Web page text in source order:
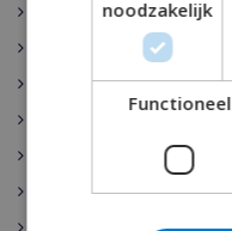
Sant Josep de sa Talaia
Vidreres
Santa Cristina de Aro
Pollensa
noodzakelijk
Functioneel